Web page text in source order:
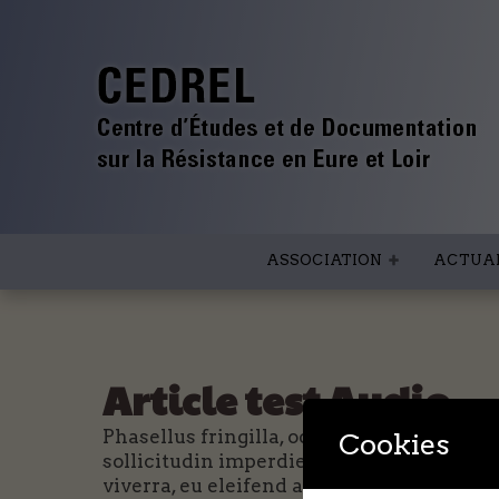
ASSOCIATION
Article test Audio
Phasellus fringilla, odio vitae congue
sollicitudin imperdiet et in mauris.
viverra, eu eleifend augue finibus.
Cookies